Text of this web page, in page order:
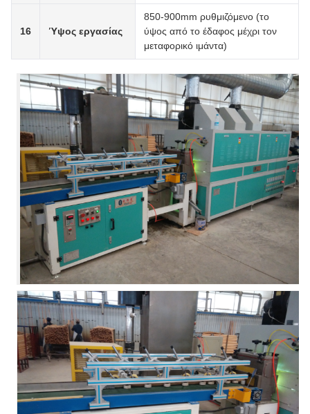
16 Ύψος εργασίας
850-900mm ρυθμιζόμενο (το
ύψος από το έδαφος μέχρι τον
μεταφορικό ιμάντα)